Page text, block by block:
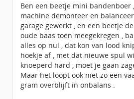
Ben een beetje mini bandenboer
machine demonteer en
garage gewerkt , en een beetje
oude baas toen meegekregen ,
alles op nul , dat kon van lood
hoekje af , met dat nieuwe spul
knoeperd hard , moet je gaan
Maar het loopt ook niet zo een
gram overblijft in onbalans .